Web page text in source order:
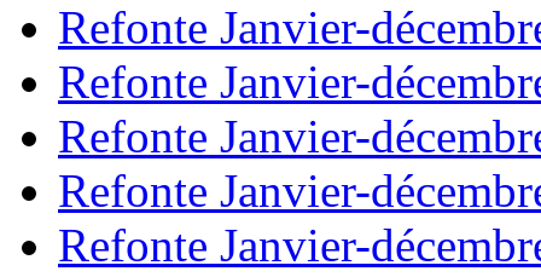
Refonte Janvier-
Refonte Janvier-
Refonte Janvier-
Refonte Janvier-
Refonte Janvier-